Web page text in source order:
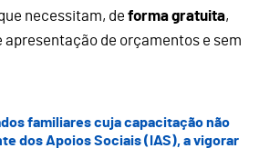
necessitam, de forma gratuita,
apresentação de orçamentos e sem
familiares cuja capacitação não
dos Apoios Sociais (IAS), a vigorar